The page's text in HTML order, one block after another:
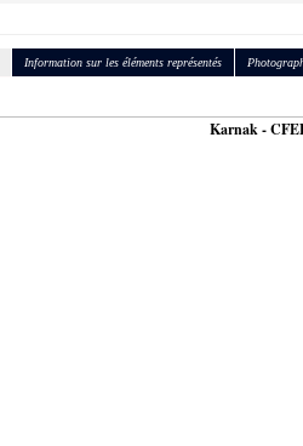
Information sur les éléments représentés